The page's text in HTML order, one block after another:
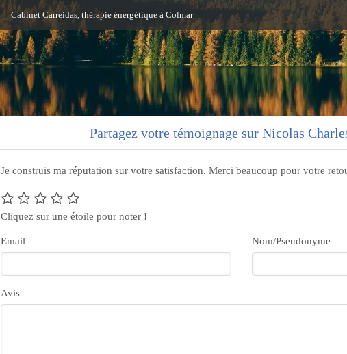
Cabinet Carreidas, thérapie énergétique à Colmar
Partagez votre témoignage sur Nicolas
Je construis ma réputation sur votre satisfaction. Merci beaucoup pour votre
Cliquez sur une étoile pour noter !
Email Nom/Pseudonyme
Avis